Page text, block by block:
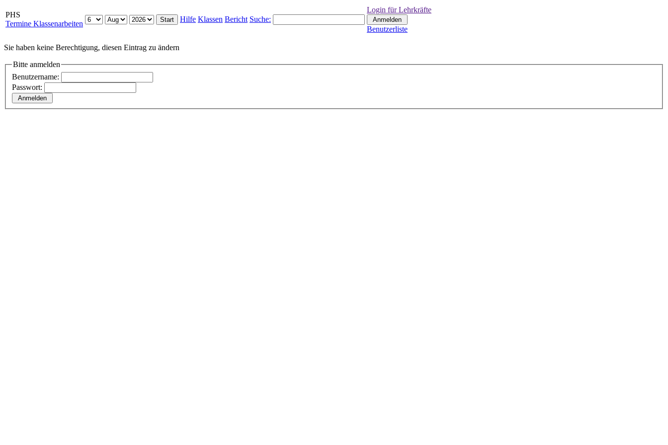
PHS
Termine Klassenarbeiten
Hilfe Klassen Bericht Suche:
Login für Lehrkräfte
Benutzerliste
Sie haben keine Berechtigung, diesen Eintrag zu ändern
Bitte anmelden
Benutzername:
Passwort: